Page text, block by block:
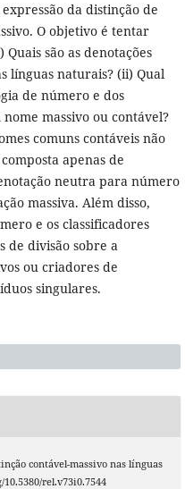
da distinção de
O objetivo é tentar
são as denotações
línguas naturais? (ii) Qual
de número e dos
massivo ou contável?
comuns contáveis não
apenas de
neutra para número
massiva. Além disso,
e os classificadores
de divisão sobre a
ou criadores de
singulares.
contável-massivo nas línguas
rel.v73i0.7544